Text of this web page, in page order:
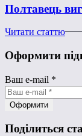
Полтавець
Читати статтю
Оформити
Ваш e-mail *
Поділиться